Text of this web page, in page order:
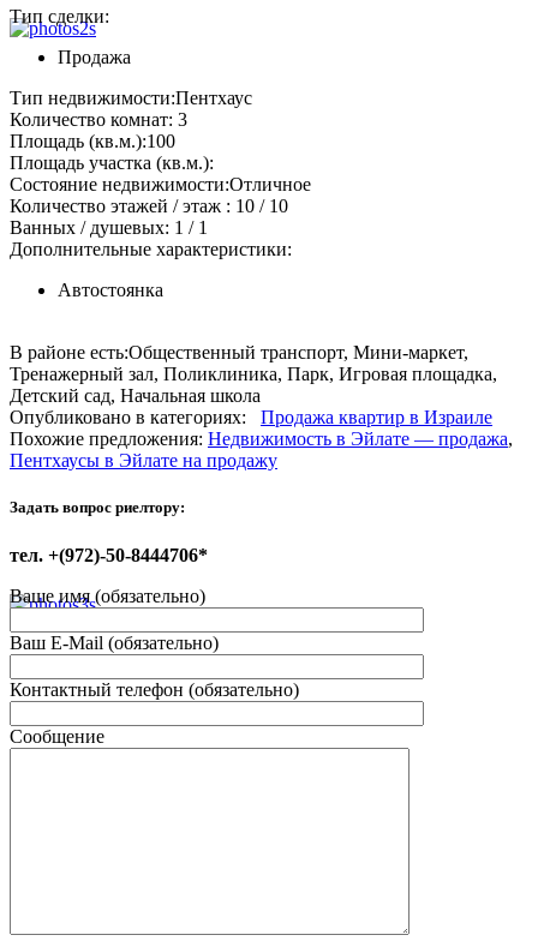
Тип сделки:
Продажа
Тип недвижимости:Пентхаус
Количество комнат: 3
Площадь (кв.м.):100
Площадь участка (кв.м.):
Состояние недвижимости:Отличное
Количество этажей / этаж : 10 / 10
Ванных / душевых: 1 / 1
Дополнительные характеристики:
Автостоянка
В районе есть:Общественный транспорт, Мини-маркет,
Тренажерный зал, Поликлиника, Парк, Игровая площадка,
Детский сад, Начальная школа
Опубликовано в категориях: Продажа квартир в Израиле
Похожие предложения: Недвижимость в Эйлате — продажа,
Пентхаусы в Эйлате на продажу
Задать вопрос риелтору:
тел. +(972)-50-8444706*
Ваше имя (обязательно)
Ваш E-Mail (обязательно)
Контактный телефон (обязательно)
Сообщение